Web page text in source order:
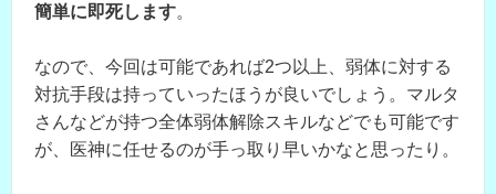
簡単に即死します。
なので、今回は可能であれば2つ以上、弱体に対する
対抗手段は持っていったほうが良いでしょう。マルタ
さんなどが持つ全体弱体解除スキルなどでも可能です
が、医神に任せるのが手っ取り早いかなと思ったり。